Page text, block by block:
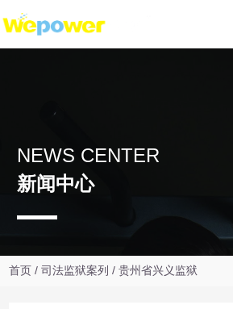
NEWS CENTER
新闻中心
首页 /司法监狱案列 / 贵州省兴义监狱